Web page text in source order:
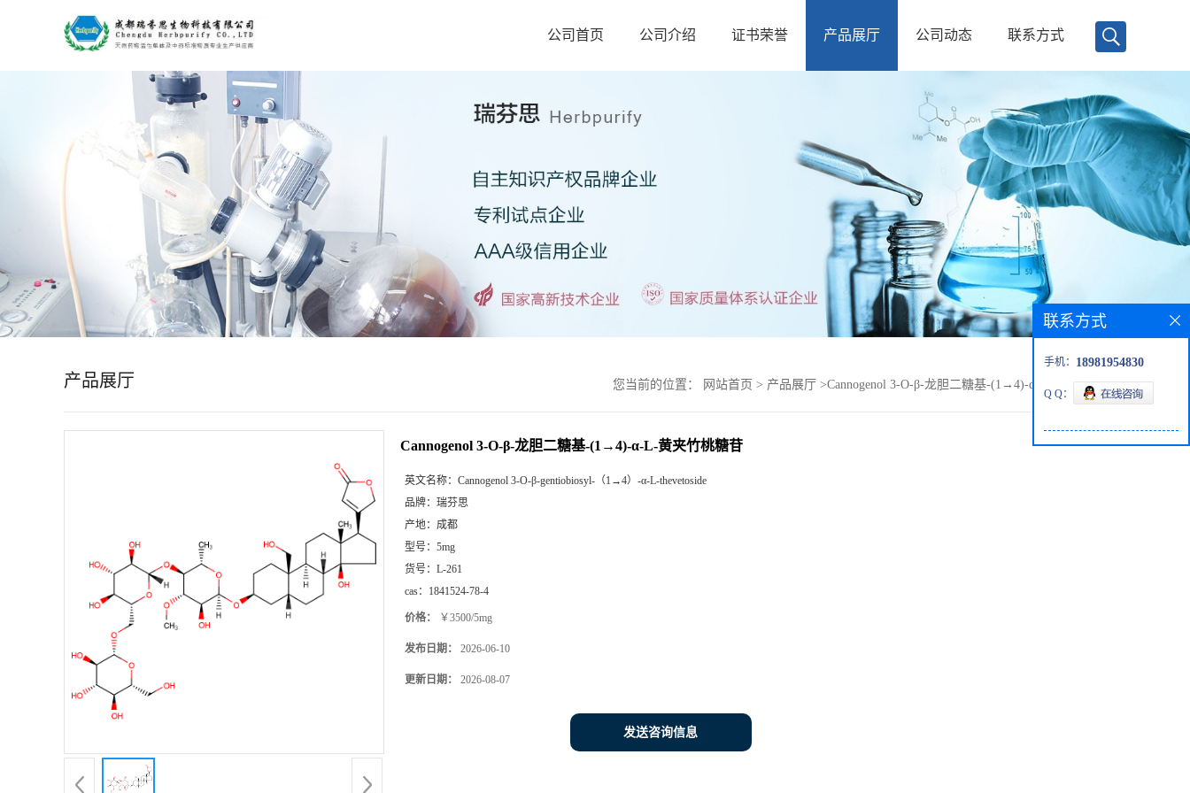
司
介
公司首页 公司介绍 证书荣誉 产品展厅 公司动态 联系方式
产品展厅 您当前的位置： 网站首页 > 产品展厅 >Cannogenol 3-O-β-龙胆二糖基-(1→4)-α-L-黄夹竹桃糖苷
Cannogenol 3-O-β-龙胆二糖基-(1→4)-α-L-黄夹竹桃糖苷
英文名称： Cannogenol 3-O-β-gentiobiosyl-（1→4）-α-L-thevetoside
品牌： 瑞芬思
产地： 成都
型号： 5mg
货号： L-261
cas： 1841524-78-4
价格： ￥3500/5mg
发布日期： 2026-06-10
更新日期： 2026-08-07
发送咨询信息
联系方式
手机： 18981954830
Q Q：